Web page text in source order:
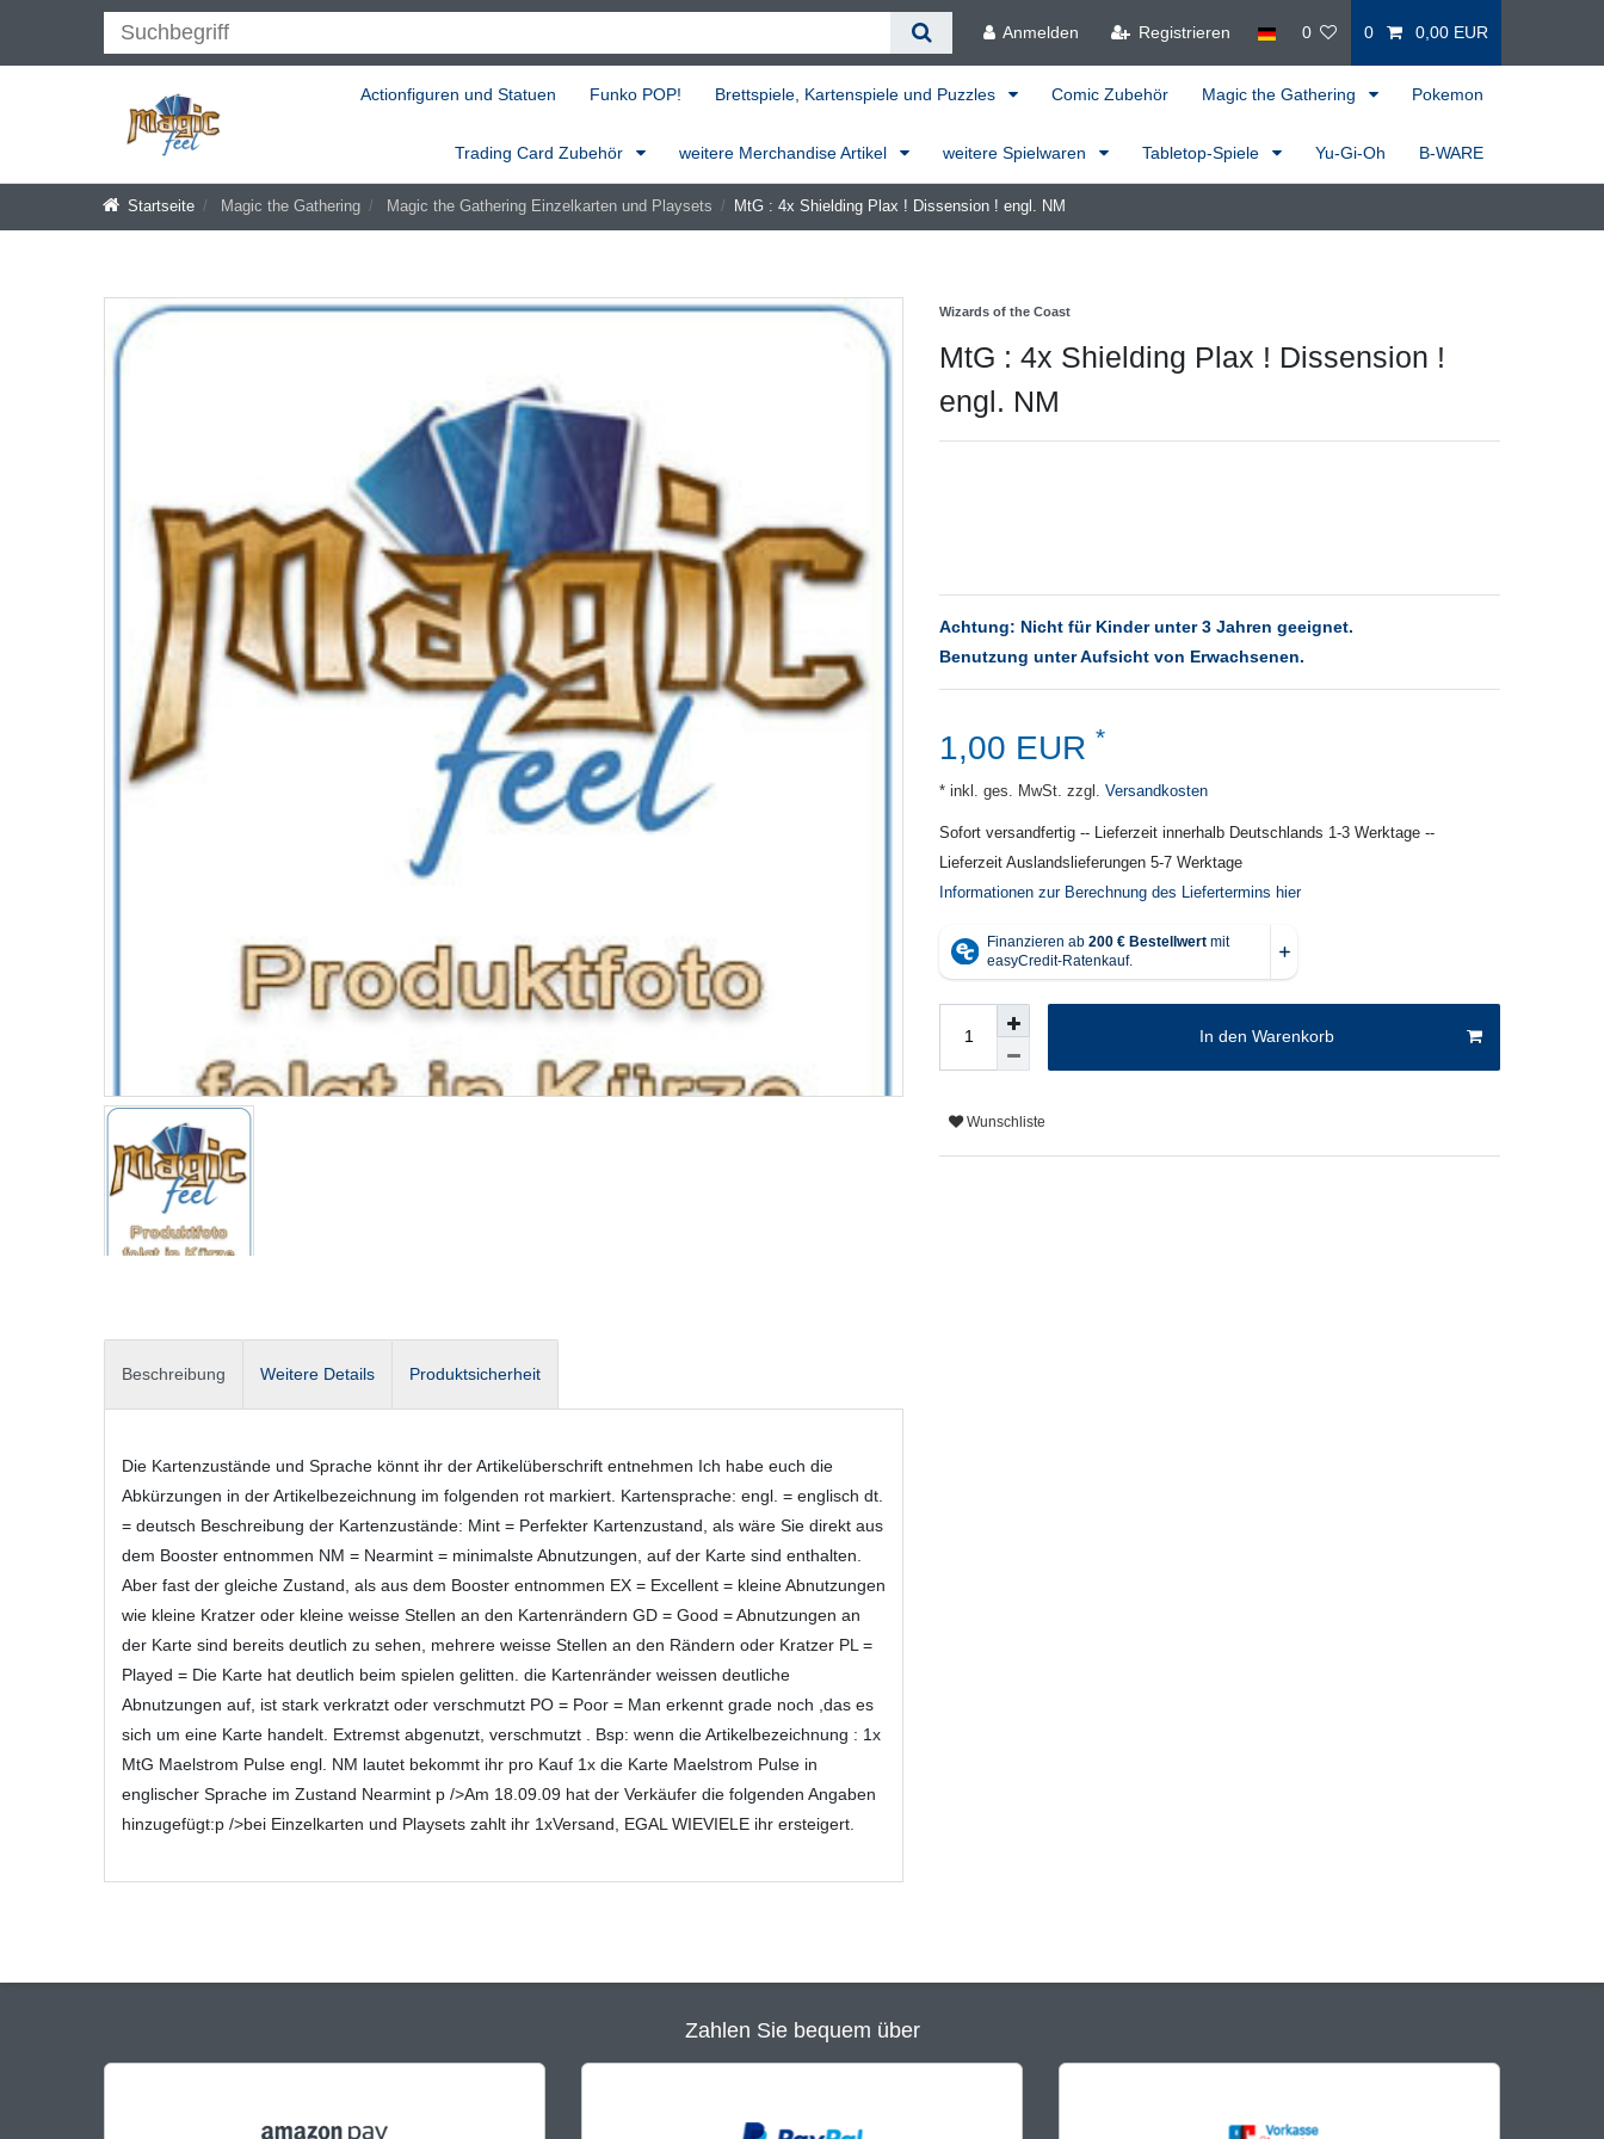
Anmelden Registrieren 0 0 0,00 EUR
Actionfiguren und Statuen Funko POP! Brettspiele, Kartenspiele und Puzzles Comic Zubehör Magic the Gathering Pokemon
Trading Card Zubehör weitere Merchandise Artikel weitere Spielwaren Tabletop-Spiele Yu-Gi-Oh B-WARE
Startseite Magic the Gathering Magic the Gathering Einzelkarten und Playsets MtG : 4x Shielding Plax ! Dissension ! engl. NM
Wizards of the Coast
MtG : 4x Shielding Plax ! Dissension !
engl. NM
Achtung: Nicht für Kinder unter 3 Jahren geeignet.
Benutzung unter Aufsicht von Erwachsenen.
1,00 EUR *
* inkl. ges. MwSt. zzgl. Versandkosten
Sofort versandfertig -- Lieferzeit innerhalb Deutschlands 1-3 Werktage --
Lieferzeit Auslandslieferungen 5-7 Werktage
Informationen zur Berechnung des Liefertermins hier
In den Warenkorb
Wunschliste
Beschreibung Weitere Details Produktsicherheit
Die Kartenzustände und Sprache könnt ihr der Artikelüberschrift entnehmen Ich habe euch die
Abkürzungen in der Artikelbezeichnung im folgenden rot markiert. Kartensprache: engl. = englisch dt.
= deutsch Beschreibung der Kartenzustände: Mint = Perfekter Kartenzustand, als wäre Sie direkt aus
dem Booster entnommen NM = Nearmint = minimalste Abnutzungen, auf der Karte sind enthalten.
Aber fast der gleiche Zustand, als aus dem Booster entnommen EX = Excellent = kleine Abnutzungen
wie kleine Kratzer oder kleine weisse Stellen an den Kartenrändern GD = Good = Abnutzungen an
der Karte sind bereits deutlich zu sehen, mehrere weisse Stellen an den Rändern oder Kratzer PL =
Played = Die Karte hat deutlich beim spielen gelitten. die Kartenränder weissen deutliche
Abnutzungen auf, ist stark verkratzt oder verschmutzt PO = Poor = Man erkennt grade noch ,das es
sich um eine Karte handelt. Extremst abgenutzt, verschmutzt . Bsp: wenn die Artikelbezeichnung : 1x
MtG Maelstrom Pulse engl. NM lautet bekommt ihr pro Kauf 1x die Karte Maelstrom Pulse in
englischer Sprache im Zustand Nearmint p />Am 18.09.09 hat der Verkäufer die folgenden Angaben
hinzugefügt:p />bei Einzelkarten und Playsets zahlt ihr 1xVersand, EGAL WIEVIELE ihr ersteigert.
Zahlen Sie bequem über